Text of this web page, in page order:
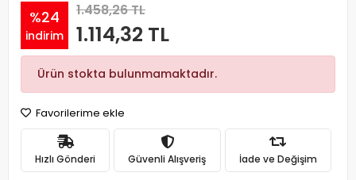
%24
indirim
1.458,26 TL
1.114,32 TL
Ürün stokta bulunmamaktadır.
Favorilerime ekle
Hızlı Gönderi Güvenli Alışveriş İade ve Değişim